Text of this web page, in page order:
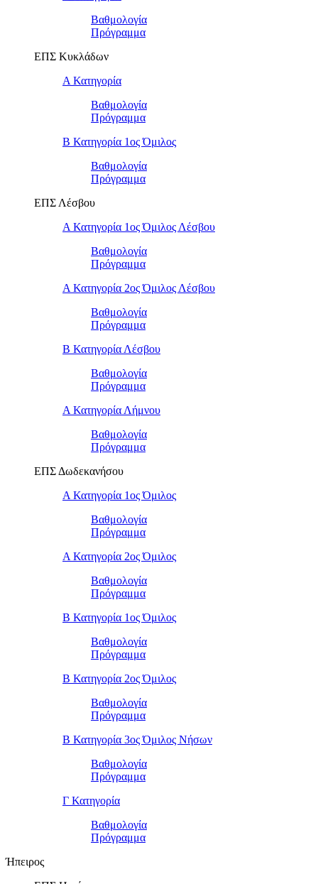
Βαθμολογία
Πρόγραμμα
ΕΠΣ Κυκλάδων
Α Κατηγορία
Βαθμολογία
Πρόγραμμα
Β Κατηγορία 1ος Όμιλος
Βαθμολογία
Πρόγραμμα
ΕΠΣ Λέσβου
Α Κατηγορία 1ος Όμιλος Λέσβου
Βαθμολογία
Πρόγραμμα
Α Κατηγορία 2ος Όμιλος Λέσβου
Βαθμολογία
Πρόγραμμα
B Κατηγορία Λέσβου
Βαθμολογία
Πρόγραμμα
Α Κατηγορία Λήμνου
Βαθμολογία
Πρόγραμμα
ΕΠΣ Δωδεκανήσου
Α Κατηγορία 1ος Όμιλος
Βαθμολογία
Πρόγραμμα
Α Κατηγορία 2ος Όμιλος
Βαθμολογία
Πρόγραμμα
Β Κατηγορία 1ος Όμιλος
Βαθμολογία
Πρόγραμμα
Β Κατηγορία 2ος Όμιλος
Βαθμολογία
Πρόγραμμα
Β Κατηγορία 3ος Όμιλος Νήσων
Βαθμολογία
Πρόγραμμα
Γ Κατηγορία
Βαθμολογία
Πρόγραμμα
Ήπειρος